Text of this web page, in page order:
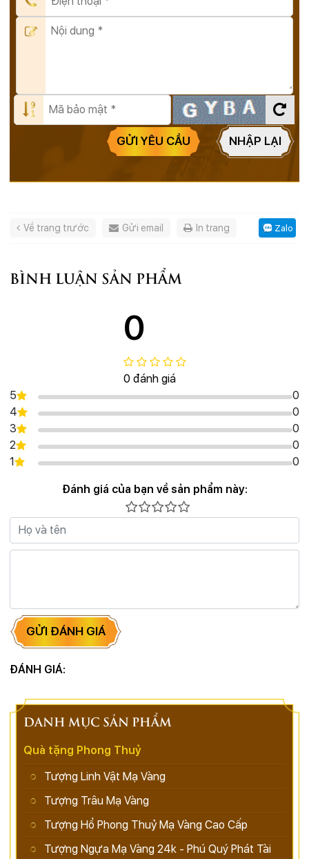
GỬI YÊU CẦU NHẬP LẠI
Về trang trước Gửi email In trang Zalo
BÌNH LUẬN SẢN PHẨM
0
0 đánh giá
5
0
4
0
3
0
2
0
1
0
Đánh giá của bạn về sản phẩm này:
GỬI ĐÁNH GIÁ
ĐÁNH GIÁ:
DANH MỤC SẢN PHẨM
Quà tặng Phong Thuỷ
Tượng Linh Vật Mạ Vàng
Tượng Trâu Mạ Vàng
Tượng Hổ Phong Thuỷ Mạ Vàng Cao Cấp
Tượng Ngựa Mạ Vàng 24k - Phú Quý Phát Tài